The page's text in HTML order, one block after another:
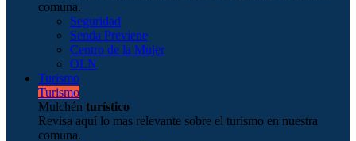
comuna.
Seguridad
Senda Previene
Centro de la Mujer
OLN
Turismo
Turismo
Mulchén turístico
Revisa aquí lo mas relevante sobre el turismo en nuestra
comuna.